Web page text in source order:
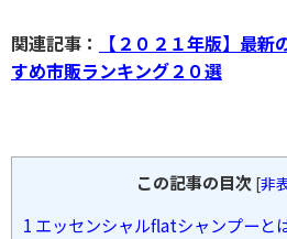
関連記事：
【２０２１年版】最
すめ市販ランキング２０選
この記事の目次 [非
1 エッセンシャルflatシャンプーと